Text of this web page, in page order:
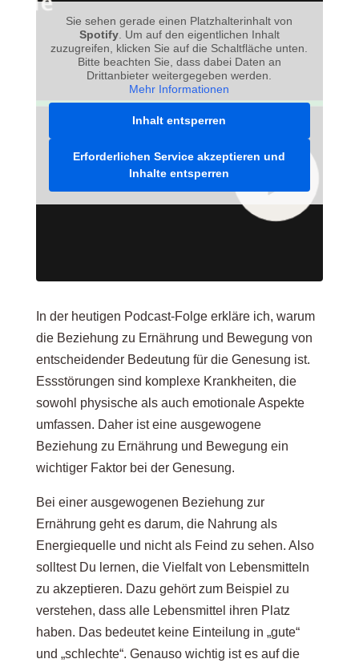
Sie sehen gerade einen Platzhalterinhalt von
Spotify. Um auf den eigentlichen Inhalt
zuzugreifen, klicken Sie auf die Schaltfläche unten.
Bitte beachten Sie, dass dabei Daten an
Drittanbieter weitergegeben werden.
Mehr Informationen
Inhalt entsperren
Erforderlichen Service akzeptieren und
Inhalte entsperren
In der heutigen Podcast-Folge erkläre ich, warum
die Beziehung zu Ernährung und Bewegung von
entscheidender Bedeutung für die Genesung ist.
Essstörungen sind komplexe Krankheiten, die
sowohl physische als auch emotionale Aspekte
umfassen. Daher ist eine ausgewogene
Beziehung zu Ernährung und Bewegung ein
wichtiger Faktor bei der Genesung.
Bei einer ausgewogenen Beziehung zur
Ernährung geht es darum, die Nahrung als
Energiequelle und nicht als Feind zu sehen. Also
solltest Du lernen, die Vielfalt von Lebensmitteln
zu akzeptieren. Dazu gehört zum Beispiel zu
verstehen, dass alle Lebensmittel ihren Platz
haben. Das bedeutet keine Einteilung in „gute“
und „schlechte“. Genauso wichtig ist es auf die